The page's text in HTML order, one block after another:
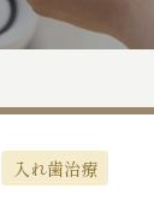
入れ歯治療